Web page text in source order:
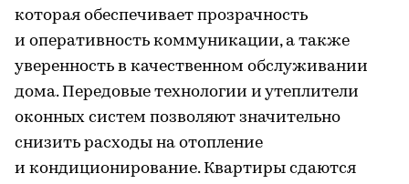
которая обеспечивает прозрачность
и оперативность коммуникации, а также
уверенность в качественном обслуживании
дома. Передовые технологии и утеплители
оконных систем позволяют значительно
снизить расходы на отопление
и кондиционирование. Квартиры сдаются